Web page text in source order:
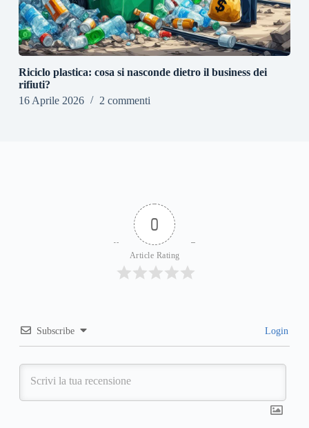
Riciclo plastica: cosa si nasconde dietro il business dei
rifiuti?
16 Aprile 2026
2 commenti
0
Article Rating
Subscribe Login